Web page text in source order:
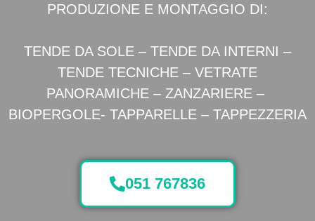
PRODUZIONE E MONTAGGIO DI:
TENDE DA SOLE – TENDE DA INTERNI –
TENDE TECNICHE – VETRATE
PANORAMICHE – ZANZARIERE –
BIOPERGOLE- TAPPARELLE – TAPPEZZERIA
051 767836